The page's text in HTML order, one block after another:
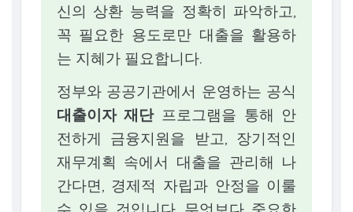
신의 상환 능력을 정확히 파악하고,
꼭 필요한 용도로만 대출을 활용하
는 지혜가 필요합니다.
정부와 공공기관에서 운영하는 공식
대출이자 재단프로그램을 통해 안
전하게 금융지원을 받고, 장기적인
재무계획 속에서 대출을 관리해 나
간다면, 경제적 자립과 안정을 이룰